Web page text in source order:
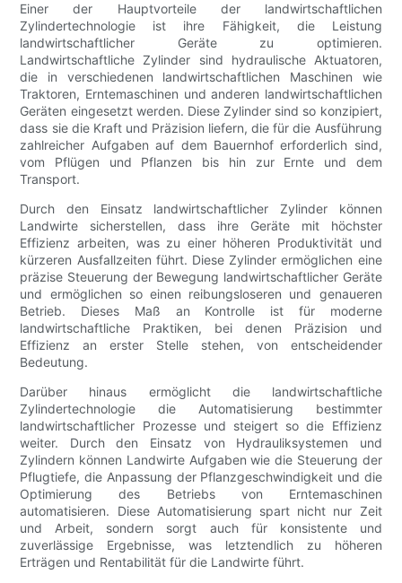
Einer der Hauptvorteile der landwirtschaftlichen
Zylindertechnologie ist ihre Fähigkeit, die Leistung
landwirtschaftlicher Geräte zu optimieren.
Landwirtschaftliche Zylinder sind hydraulische Aktuatoren,
die in verschiedenen landwirtschaftlichen Maschinen wie
Traktoren, Erntemaschinen und anderen landwirtschaftlichen
Geräten eingesetzt werden. Diese Zylinder sind so konzipiert,
dass sie die Kraft und Präzision liefern, die für die Ausführung
zahlreicher Aufgaben auf dem Bauernhof erforderlich sind,
vom Pflügen und Pflanzen bis hin zur Ernte und dem
Transport.
Durch den Einsatz landwirtschaftlicher Zylinder können
Landwirte sicherstellen, dass ihre Geräte mit höchster
Effizienz arbeiten, was zu einer höheren Produktivität und
kürzeren Ausfallzeiten führt. Diese Zylinder ermöglichen eine
präzise Steuerung der Bewegung landwirtschaftlicher Geräte
und ermöglichen so einen reibungsloseren und genaueren
Betrieb. Dieses Maß an Kontrolle ist für moderne
landwirtschaftliche Praktiken, bei denen Präzision und
Effizienz an erster Stelle stehen, von entscheidender
Bedeutung.
Darüber hinaus ermöglicht die landwirtschaftliche
Zylindertechnologie die Automatisierung bestimmter
landwirtschaftlicher Prozesse und steigert so die Effizienz
weiter. Durch den Einsatz von Hydrauliksystemen und
Zylindern können Landwirte Aufgaben wie die Steuerung der
Pflugtiefe, die Anpassung der Pflanzgeschwindigkeit und die
Optimierung des Betriebs von Erntemaschinen
automatisieren. Diese Automatisierung spart nicht nur Zeit
und Arbeit, sondern sorgt auch für konsistente und
zuverlässige Ergebnisse, was letztendlich zu höheren
Erträgen und Rentabilität für die Landwirte führt.